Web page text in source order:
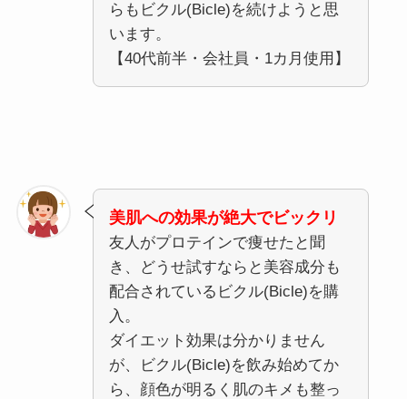
らもビクル(Bicle)を続けようと思
います。
【40代前半・会社員・1カ月使用】
美肌への効果が絶大でビックリ
友人がプロテインで痩せたと聞
き、どうせ試すならと美容成分も
配合されているビクル(Bicle)を購
入。
ダイエット効果は分かりません
が、ビクル(Bicle)を飲み始めてか
ら、顔色が明るく肌のキメも整っ